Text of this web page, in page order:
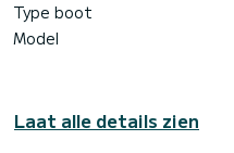
Type boot
Model
Laat alle details zien